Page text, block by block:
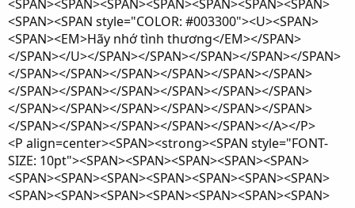
<SPAN><SPAN><SPAN><SPAN><SPAN><SPAN><SPAN>
<SPAN><SPAN style="COLOR: #003300"><U><SPAN>
<SPAN><EM>Hãy nhớ tình thương</EM></SPAN>
</SPAN></U></SPAN></SPAN></SPAN></SPAN></SPAN>
</SPAN></SPAN></SPAN></SPAN></SPAN></SPAN>
</SPAN></SPAN></SPAN></SPAN></SPAN></SPAN>
</SPAN></SPAN></SPAN></SPAN></SPAN></SPAN>
</SPAN></SPAN></SPAN></SPAN></SPAN></A></P>
<P align=center><SPAN><strong><SPAN style="FONT-
SIZE: 10pt"><SPAN><SPAN><SPAN><SPAN><SPAN>
<SPAN><SPAN><SPAN><SPAN><SPAN><SPAN><SPAN>
<SPAN><SPAN><SPAN><SPAN><SPAN><SPAN><SPAN>